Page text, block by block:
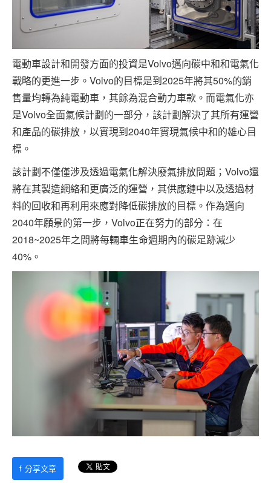
電動車設計和開發方面的投資是Volvo邁向碳中和和電氣化
戰略的更進一步。Volvo的目標是到2025年將其50%的銷
售量均轉為純電動車，其餘為混合動力車款。而電氣化亦
是Volvo全面氣候計劃的一部分，該計劃解決了其所有運營
和產品的碳排放，以實現到2040年實現氣候中和的雄心目
標。
該計劃不僅僅涉及透過電氣化解決廢氣排放問題；Volvo還
將在其製造網絡和更廣泛的運營，其供應鏈中以及透過材
料的回收和再利用來應對降低碳排放的目標。作為邁向
2040年願景的第一步，Volvo正在努力的部分：在
2018~2025年之間將每輛車生命週期內的碳足跡減少
40%。
f 分享文章